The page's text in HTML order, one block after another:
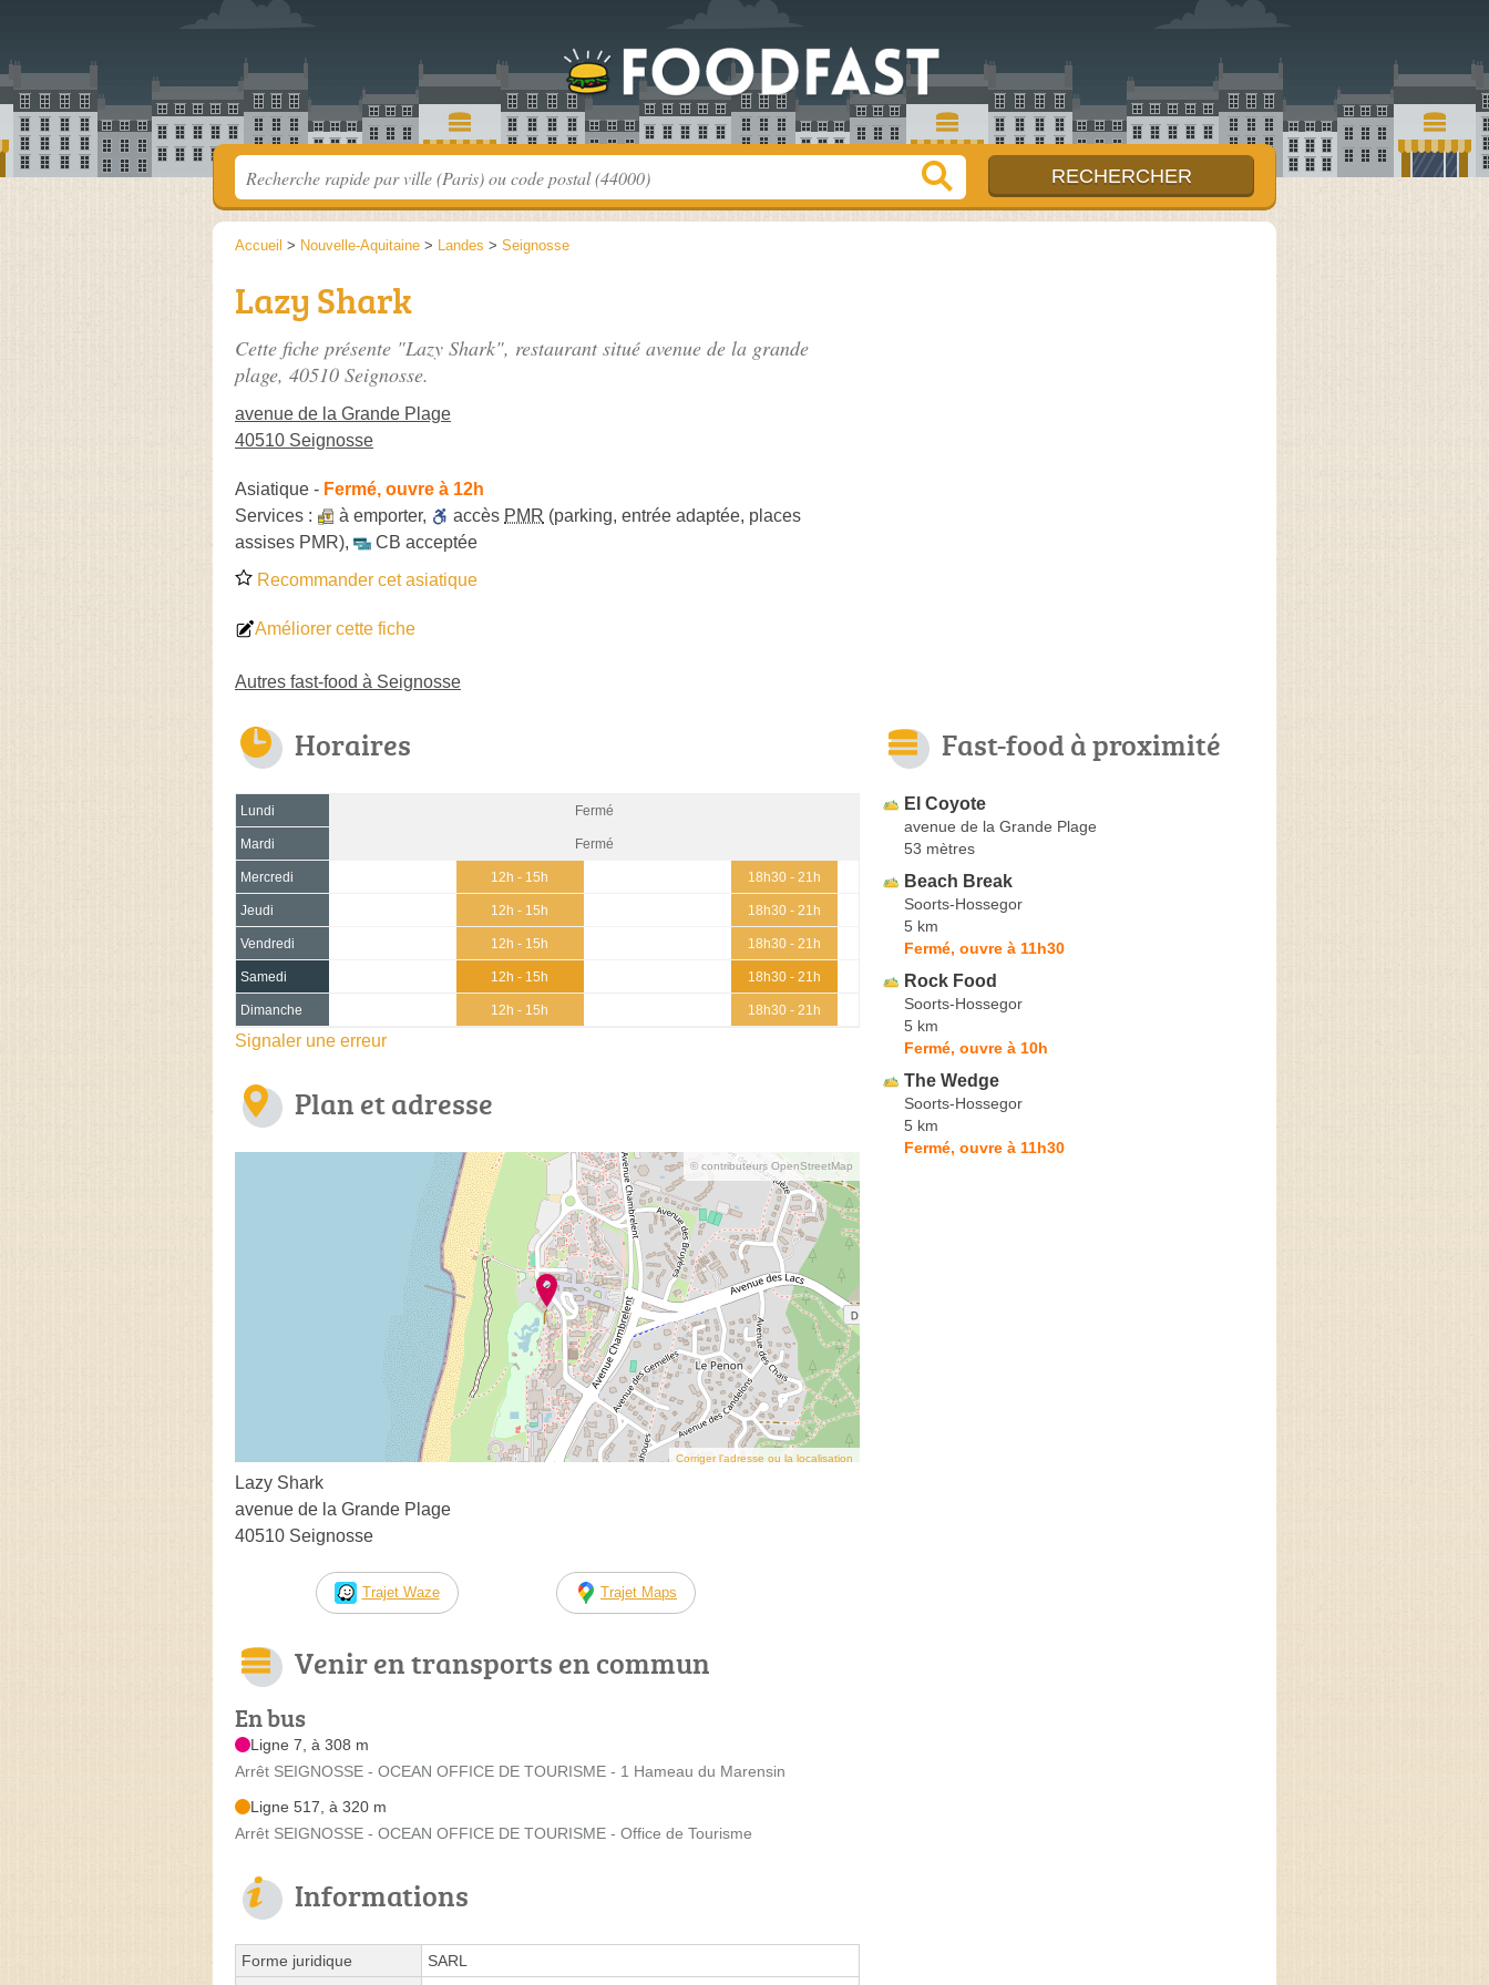
Accueil > Nouvelle-Aquitaine > Landes > Seignosse
Lazy Shark
Cette fiche présente "Lazy Shark", restaurant situé avenue de la grande
plage, 40510 Seignosse.
avenue de la Grande Plage
40510 Seignosse
Asiatique - Fermé, ouvre à 12h
Services :
à emporter, accès PMR (parking, entrée adaptée, places
assises PMR),
CB acceptée
Recommander cet asiatique
Améliorer cette fiche
Autres fast-food à Seignosse
Horaires
Lundi Fermé
Mardi Fermé
Mercredi 12h - 15h 18h30 - 21h
Jeudi 12h - 15h 18h30 - 21h
Vendredi 12h - 15h 18h30 - 21h
Samedi 12h - 15h 18h30 - 21h
Dimanche 12h - 15h 18h30 - 21h
Signaler une erreur
Plan et adresse
© contributeurs OpenStreetMap
Corriger l’adresse ou la localisation
Lazy Shark
avenue de la Grande Plage
40510 Seignosse
Trajet Waze Trajet Maps
Venir en transports en commun
En bus
Ligne 7, à 308 m
Arrêt SEIGNOSSE - OCEAN OFFICE DE TOURISME - 1 Hameau du Marensin
Ligne 517, à 320 m
Arrêt SEIGNOSSE - OCEAN OFFICE DE TOURISME - Office de Tourisme
Informations
Forme juridique
SARL
Fast-food à proximité
El Coyote
avenue de la Grande Plage
53 mètres
Beach Break
Soorts-Hossegor
5 km
Fermé, ouvre à 11h30
Rock Food
Soorts-Hossegor
5 km
Fermé, ouvre à 10h
The Wedge
Soorts-Hossegor
5 km
Fermé, ouvre à 11h30